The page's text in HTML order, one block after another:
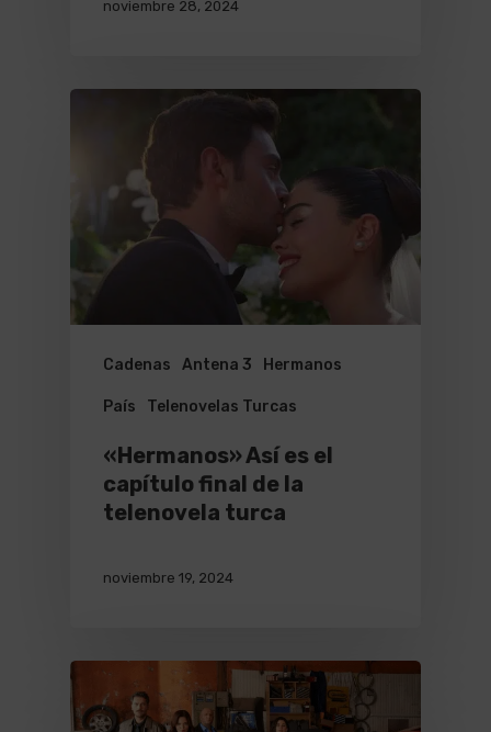
noviembre 28, 2024
Cadenas Antena 3 Hermanos
País Telenovelas Turcas
«Hermanos» Así es el
capítulo final de la
telenovela turca
noviembre 19, 2024